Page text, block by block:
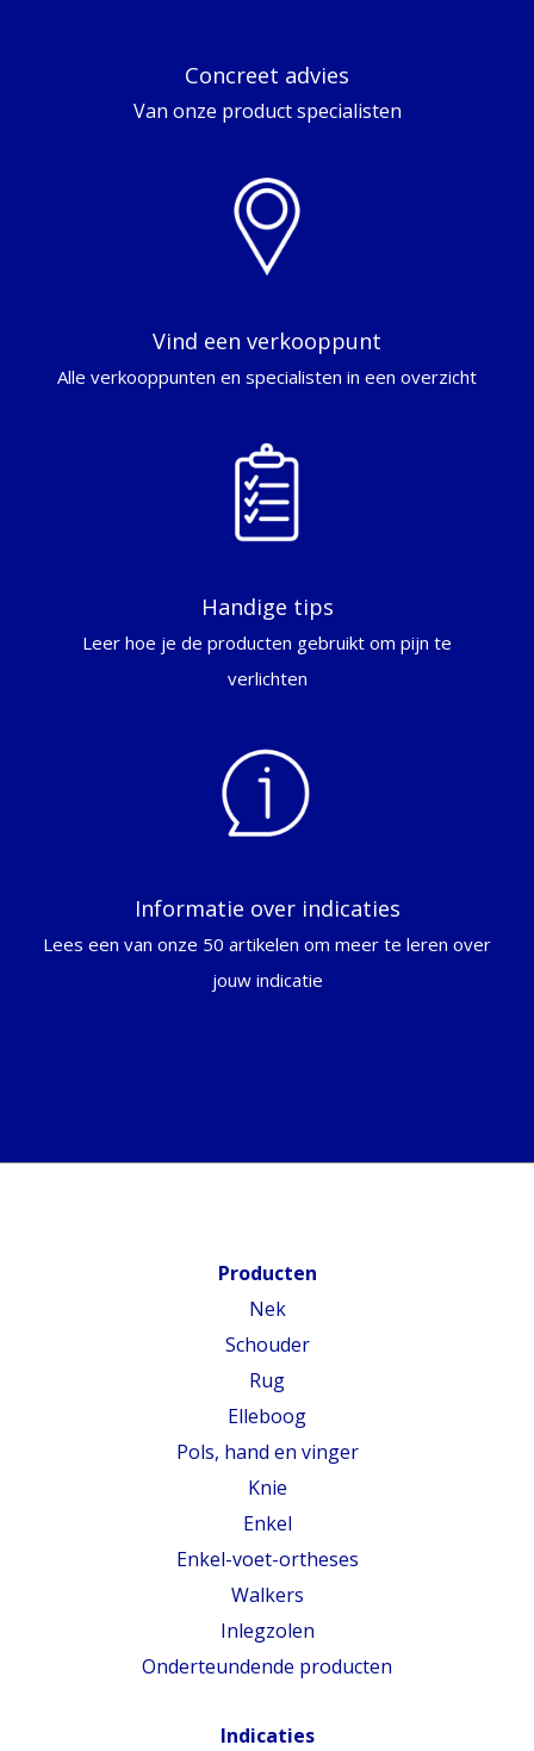
Concreet advies
Van onze product specialisten
Vind een verkooppunt
Alle verkooppunten en specialisten in een overzicht
Handige tips
Leer hoe je de producten gebruikt om pijn te
verlichten
Informatie over indicaties
Lees een van onze 50 artikelen om meer te leren over
jouw indicatie
Producten
Nek
Schouder
Rug
Elleboog
Pols, hand en vinger
Knie
Enkel
Enkel-voet-ortheses
Walkers
Inlegzolen
Onderteundende producten
Indicaties